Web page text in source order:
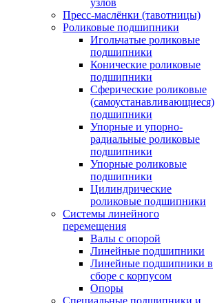
узлов
Пресс-маслёнки (тавотницы)
Роликовые подшипники
Игольчатые роликовые
подшипники
Конические роликовые
подшипники
Сферические роликовые
(самоустанавливающиеся)
подшипники
Упорные и упорно-
радиальные роликовые
подшипники
Упорные роликовые
подшипники
Цилиндрические
роликовые подшипники
Системы линейного
перемещения
Валы с опорой
Линейные подшипники
Линейные подшипники в
сборе с корпусом
Опоры
Специальные подшипники и